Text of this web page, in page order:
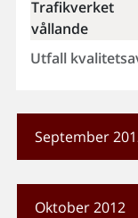
Utfall
Trafikverket
vållande
September
Oktober 2012